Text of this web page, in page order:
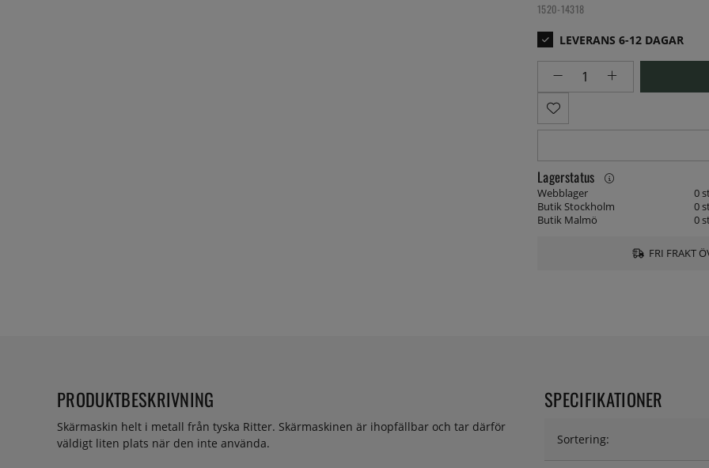
1520-14318
Lagerstatus
Webblager
0
Butik Stockholm
0
Butik Malmö
0
FRI FRAKT
PRODUKTBESKRIVNING
Skärmaskin helt i metall från tyska Ritter. Skärmaskinen är ihopfällbar och tar därför
väldigt liten plats när den inte använda.
SPECIFIKATIONER
Sortering: